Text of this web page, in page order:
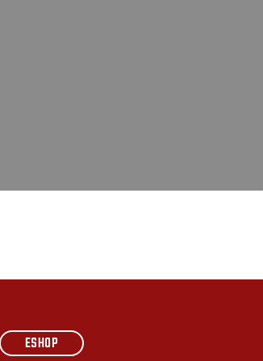
ESHOP